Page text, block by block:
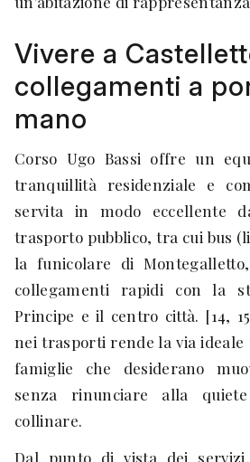
Vivere a
collegamenti a
mano
Corso Ugo Bassi offre un
tranquillità residenziale e
servita in modo eccellente
trasporto pubblico, tra cui bus
la funicolare di
collegamenti rapidi con la
Principe e il centro città. [14,
nei trasporti rende la via ideale
famiglie che desiderano
senza rinunciare alla
collinare.
Dal punto di vista dei